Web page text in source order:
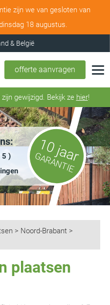
zijn we van gesloten van
18 augustus.
offerte aanvragen
gewijzigd. Bekijk ze hier!
5 )
10 jaar
GARANTIE
> Noord-Brabant >
plaatsen